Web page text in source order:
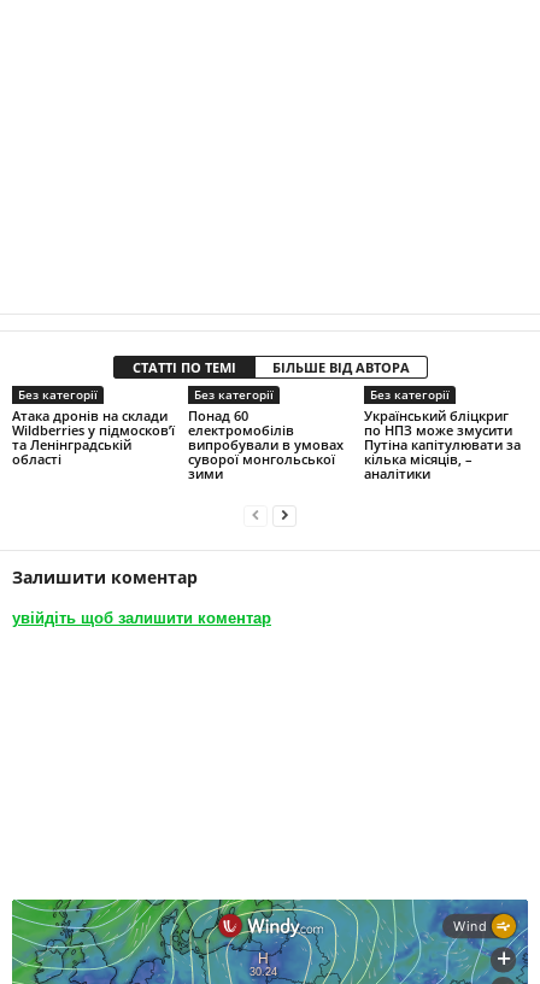
СТАТТІ ПО ТЕМІ БІЛЬШЕ ВІД АВТОРА
Без категорії
Атака дронів на склади
Wildberries у підмосков’ї
та Ленінградській
області
Без категорії
Понад 60
електромобілів
випробували в умовах
суворої монгольської
зими
Без категорії
Український бліцкриг
по НПЗ може змусити
Путіна капітулювати за
кілька місяців, –
аналітики
Залишити коментар
увійдіть щоб залишити коментар